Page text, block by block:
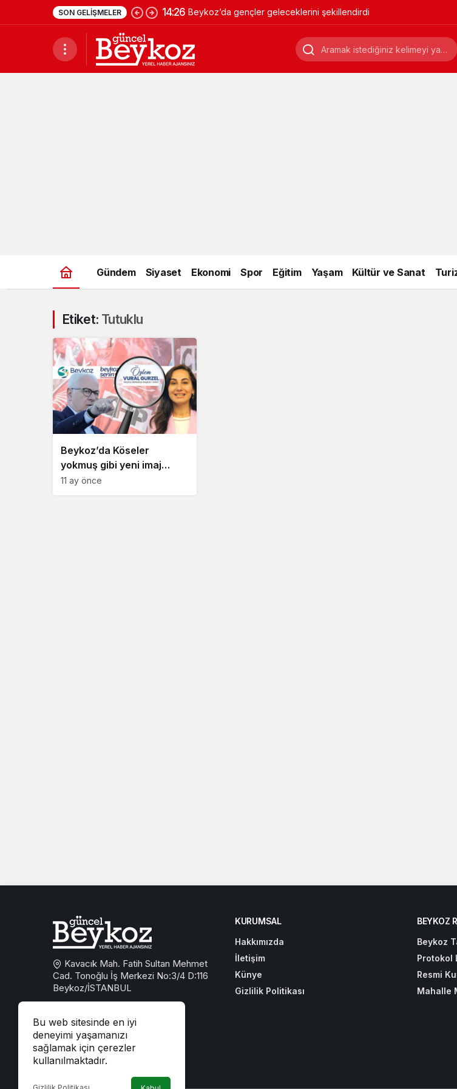
SON GELIŞMELER 14:26 Beykoz’da gençler geleceklerini şekillendirdi
Gündem Siyaset Ekonomi Spor Eğitim Yaşam Kültür ve Sanat
Etiket: Tutuklu
Beykoz’da Köseler
yokmuş gibi yeni imaj
çalışması!
11 ay önce
Bu web sitesinde en iyi
deneyimi yaşamanızı
sağlamak için çerezler
kullanılmaktadır.
Kavacık Mah. Fatih Sultan Mehmet
Cad. Tonoğlu İş Merkezi No:3/4 D:116
Beykoz/İSTANBUL
beykozguncel@gmail.com
iletisim@beykozguncel.com
KURUMSAL
Hakkımızda
İletişim
Künye
Gizlilik Politikası
BEYKOZ
Beykoz
Protokol
Resmi
Mahalle